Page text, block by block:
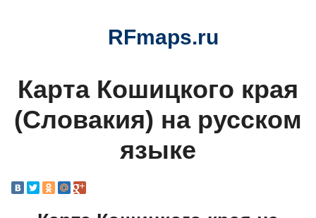
RFmaps.ru
Карта Кошицкого края
(Словакия) на русском
языке